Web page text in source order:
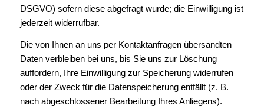
DSGVO) sofern diese abgefragt wurde; die Einwilligung ist
jederzeit widerrufbar.
Die von Ihnen an uns per Kontaktanfragen übersandten
Daten verbleiben bei uns, bis Sie uns zur Löschung
auffordern, Ihre Einwilligung zur Speicherung widerrufen
oder der Zweck für die Datenspeicherung entfällt (z. B.
nach abgeschlossener Bearbeitung Ihres Anliegens).